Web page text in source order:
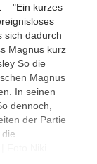
– "Ein kurzes
sich dadurch
Magnus kurz
So die
Magnus
In seinen
dennoch,
der Partie